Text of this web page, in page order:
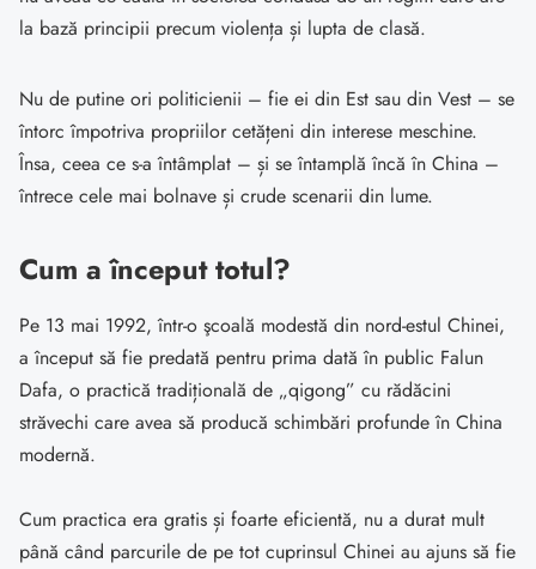
la bază principii precum violența și lupta de clasă.
Nu de putine ori politicienii – fie ei din Est sau din Vest – se
întorc împotriva propriilor cetățeni din interese meschine.
Însa, ceea ce s-a întâmplat – și se întamplă încă în China –
întrece cele mai bolnave și crude scenarii din lume.
Cum a început totul?
Pe 13 mai 1992, într-o şcoală modestă din nord-estul Chinei,
a început să fie predată pentru prima dată în public Falun
Dafa, o practică tradițională de „qigong” cu rădăcini
străvechi care avea să producă schimbări profunde în China
modernă.
Cum practica era gratis și foarte eficientă, nu a durat mult
până când parcurile de pe tot cuprinsul Chinei au ajuns să fie